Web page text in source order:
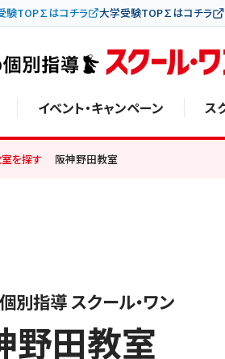
験TOP∑はコチラ 大学受験TOP∑はコチラ
イベント・キャンペーン ス
を探す 阪神野田教室
別指導 スクール・ワン
野田教室